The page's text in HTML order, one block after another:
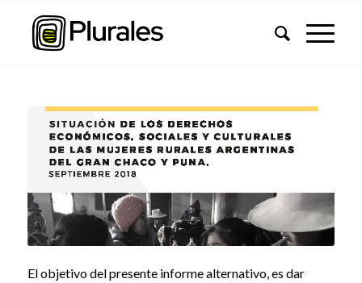
El objetivo del presente informe alternativo, es dar